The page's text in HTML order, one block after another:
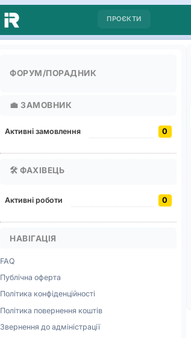
ПРОЄКТИ
ФОРУМ/ПОРАДНИК
💼 ЗАМОВНИК
Активні замовлення 0
🛠️ ФАХІВЕЦЬ
Активні роботи 0
НАВІГАЦІЯ
FAQ
Публічна оферта
Політика конфіденційності
Політика повернення коштів
Звернення до адміністрації